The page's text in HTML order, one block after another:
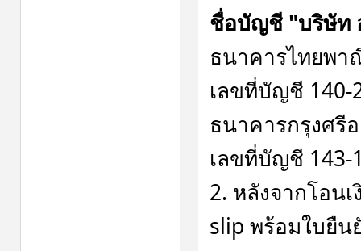
ชื่อบัญชี "บริษัท
ธนาคารไทยพา
เลขที่บัญชี 140-
ธนาคารกรุงศรี
เลขที่บัญชี 143-
2. หลังจากโอน
slip พร้อมใบยืน